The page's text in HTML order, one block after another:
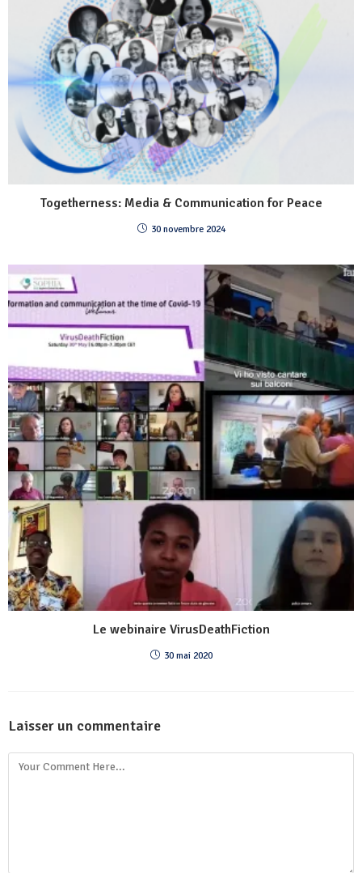
Togetherness: Media & Communication for Peace
30 novembre 2024
Le webinaire VirusDeathFiction
30 mai 2020
Laisser un commentaire